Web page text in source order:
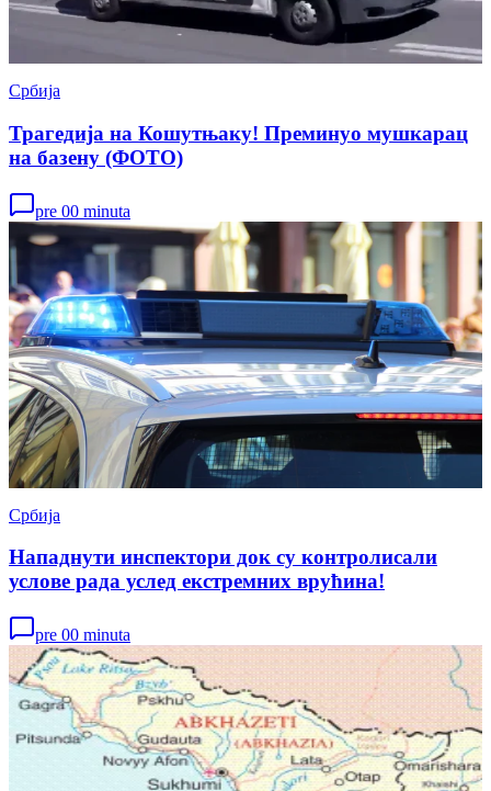
Србија
Трагедија на Кошутњаку! Преминуо мушкарац
на базену (ФОТО)
pre 00 minuta
Србија
Нападнути инспектори док су контролисали
услове рада услед екстремних врућина!
pre 00 minuta